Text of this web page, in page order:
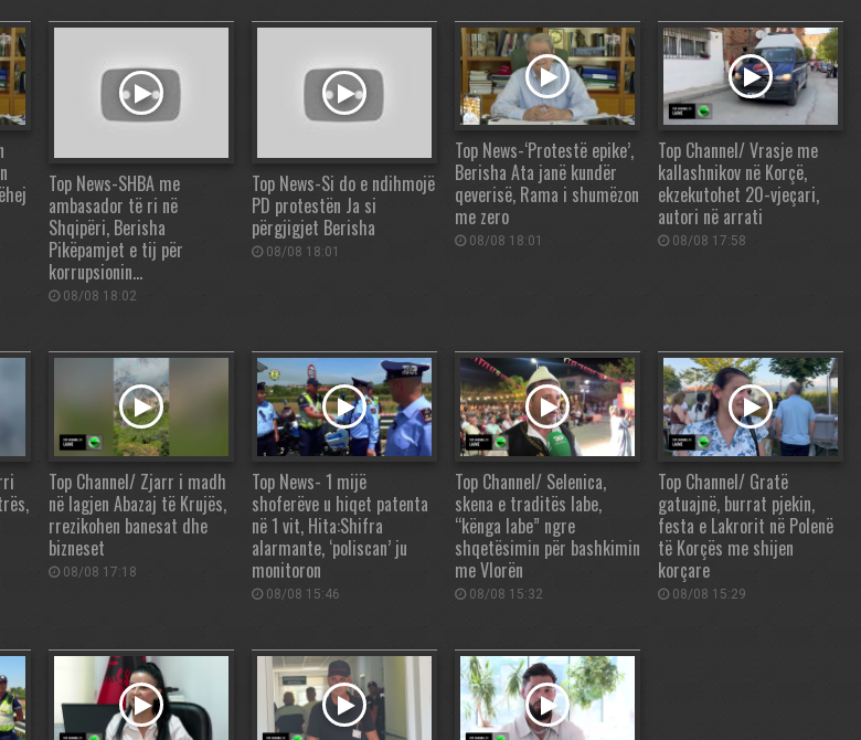
Top News-SHBA me
ambasador të ri në
Shqipëri, Berisha
Pikëpamjet e tij për
korrupsionin…
08/08 18:02
Top News-Si do e ndihmojë
PD protestën Ja si
përgjigjet Berisha
08/08 18:01
Top News-‘Protestë epike’,
Berisha Ata janë kundër
qeverisë, Rama i shumëzon
me zero
08/08 18:01
Top Channel/ Vrasje me
kallashnikov në Korçë,
ekzekutohet 20-vjeçari,
autori në arrati
08/08 17:58
Top Channel/ Zjarr i madh
në lagjen Abazaj të Krujës,
rrezikohen banesat dhe
bizneset
08/08 17:18
Top News- 1 mijë
shoferëve u hiqet patenta
në 1 vit, Hita:Shifra
alarmante, ‘poliscan’ ju
monitoron
08/08 15:46
Top Channel/ Selenica,
skena e traditës labe,
“kënga labe” ngre
shqetësimin për bashkimin
me Vlorën
08/08 15:32
Top Channel/ Gratë
gatuajnë, burrat pjekin,
festa e Lakrorit në Polenë
të Korçës me shijen
korçare
08/08 15:29